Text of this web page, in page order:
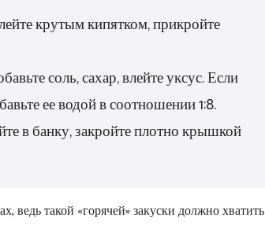
крутым кипятком, прикройте
соль, сахар, влейте уксус. Если
ее водой в соотношении 1:8.
в банку, закройте плотно крышкой
ведь такой «горячей» закуски должно хватить